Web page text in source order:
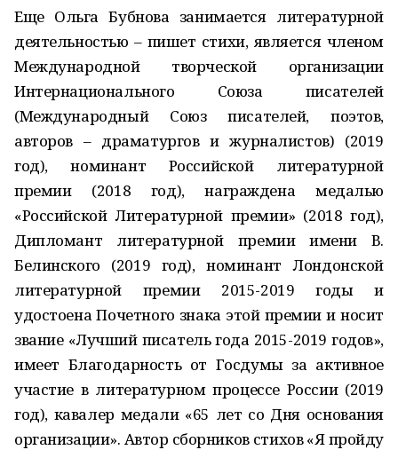
Еще Ольга Бубнова занимается литературной
деятельностью – пишет стихи, является членом
Международной творческой организации
Интернационального Союза писателей
(Международный Союз писателей, поэтов,
авторов – драматургов и журналистов) (2019
год), номинант Российской литературной
премии (2018 год), награждена медалью
«Российской Литературной премии» (2018 год),
Дипломант литературной премии имени В.
Белинского (2019 год), номинант Лондонской
литературной премии 2015-2019 годы и
удостоена Почетного знака этой премии и носит
звание «Лучший писатель года 2015-2019 годов»,
имеет Благодарность от Госдумы за активное
участие в литературном процессе России (2019
год), кавалер медали «65 лет со Дня основания
организации». Автор сборников стихов «Я пройду